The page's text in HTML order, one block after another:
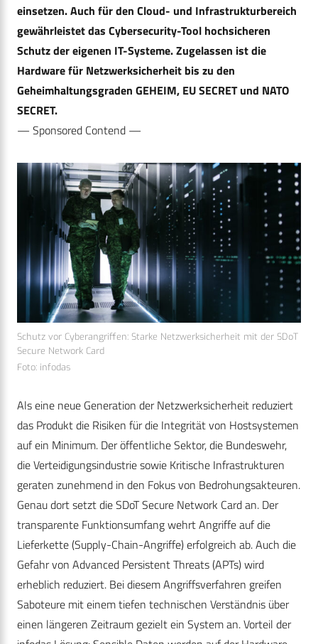
einsetzen. Auch für den Cloud- und Infrastrukturbereich
gewährleistet das Cybersecurity-Tool hochsicheren
Schutz der eigenen IT-Systeme. Zugelassen ist die
Hardware für Netzwerksicherheit bis zu den
Geheimhaltungsgraden GEHEIM, EU SECRET und NATO
SECRET.
— Sponsored Contend —
Schutz vor Cyberangriffen: Starke Netzwerksicherheit mit der SDoT
Secure Network Card
Foto: infodas
Als eine neue Generation der Netzwerksicherheit reduziert
das Produkt die Risiken für die Integrität von Hostsystemen
auf ein Minimum. Der öffentliche Sektor, die Bundeswehr,
die Verteidigungsindustrie sowie Kritische Infrastrukturen
geraten zunehmend in den Fokus von Bedrohungsakteuren.
Genau dort setzt die SDoT Secure Network Card an. Der
transparente Funktionsumfang wehrt Angriffe auf die
Lieferkette (Supply-Chain-Angriffe) erfolgreich ab. Auch die
Gefahr von Advanced Persistent Threats (APTs) wird
erheblich reduziert. Bei diesem Angriffsverfahren greifen
Saboteure mit einem tiefen technischen Verständnis über
einen längeren Zeitraum gezielt ein System an. Vorteil der